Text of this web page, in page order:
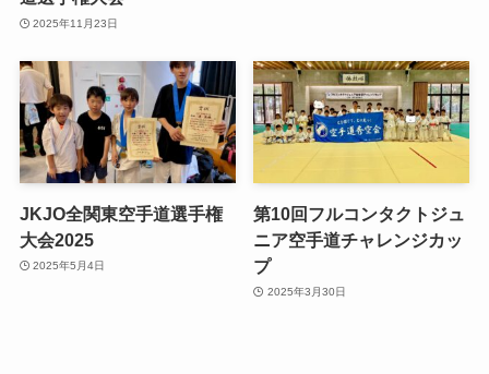
2025年11月23日
JKJO全関東空手道選手権
大会2025
2025年5月4日
第10回フルコンタクトジュ
ニア空手道チャレンジカッ
プ
2025年3月30日